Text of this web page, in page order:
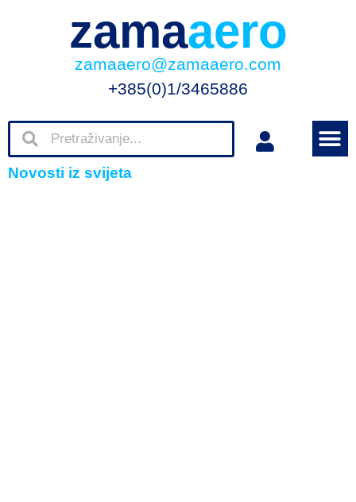
zamaaero
zamaaero@zamaaero.com
+385(0)1/3465886
Novosti iz svijeta